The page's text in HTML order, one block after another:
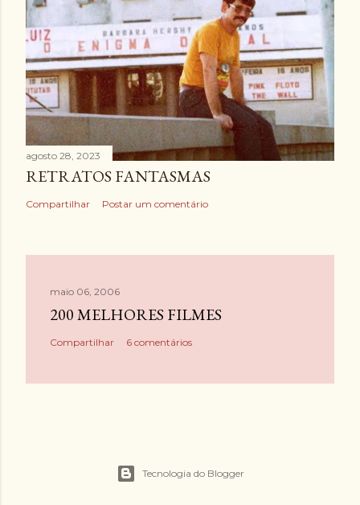
agosto 28, 2023
RETRATOS FANTASMAS
Compartilhar Postar um comentário
maio 06, 2006
200 MELHORES FILMES
Compartilhar 6 comentários
Tecnologia do Blogger